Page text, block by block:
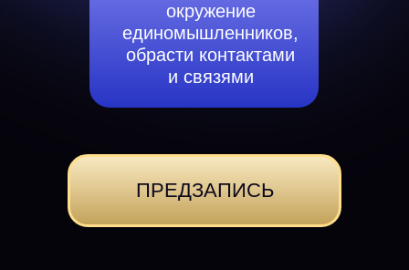
ПРЕДЗАПИСЬ
окружение
единомышленников,
обрасти контактами
и связями